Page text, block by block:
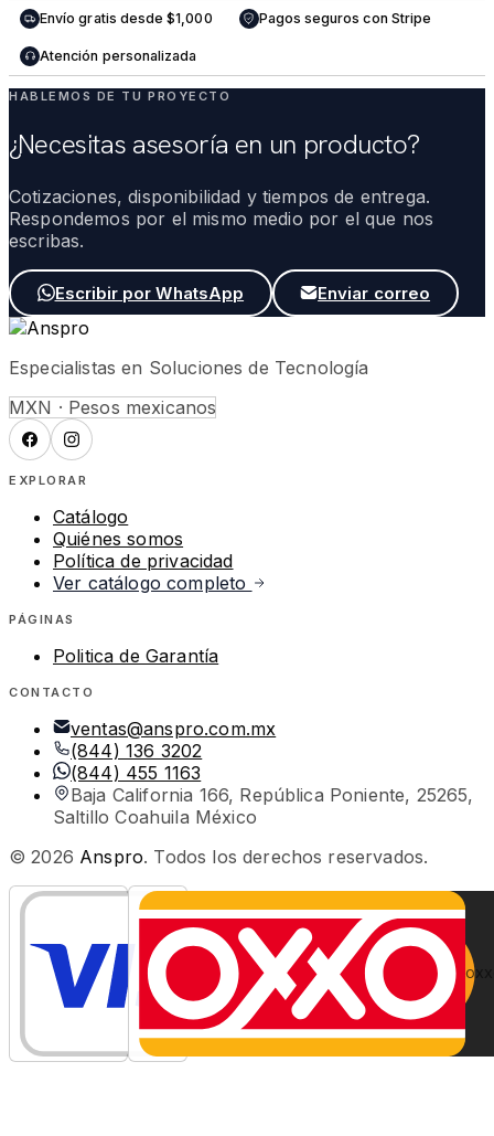
Envío gratis desde $1,000 Pagos seguros con Stripe
Atención personalizada
HABLEMOS DE TU PROYECTO
¿Necesitas asesoría en un producto?
Cotizaciones, disponibilidad y tiempos de entrega.
Respondemos por el mismo medio por el que nos
escribas.
Escribir por WhatsApp Enviar correo
Especialistas en Soluciones de Tecnología
MXN · Pesos mexicanos
EXPLORAR
Catálogo
Quiénes somos
Política de privacidad
Ver catálogo completo
PÁGINAS
Politica de Garantía
CONTACTO
ventas@anspro.com.mx
(844) 136 3202
(844) 455 1163
Baja California 166, República Poniente, 25265,
Saltillo Coahuila México
©2026 Anspro. Todos los derechos reservados.